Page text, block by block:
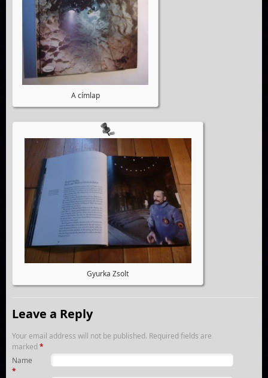
A címlap
Gyurka Zsolt
Leave a Reply
Your email address will not be published. Required fields are
marked *
Name
*